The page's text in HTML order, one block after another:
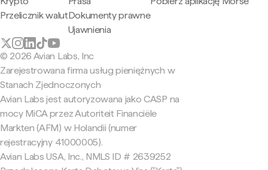
Przelicznik walutDokumenty prawne
Ujawnienia
© 2026 Avian Labs, Inc
Zarejestrowana firma usług pieniężnych w
Stanach Zjednoczonych
Avian Labs jest autoryzowana jako CASP na
mocy MiCA przez Autoriteit Financiële
Markten (AFM) w Holandii (numer
rejestracyjny 41000005).
Avian Labs USA, Inc., NMLS ID # 2639252